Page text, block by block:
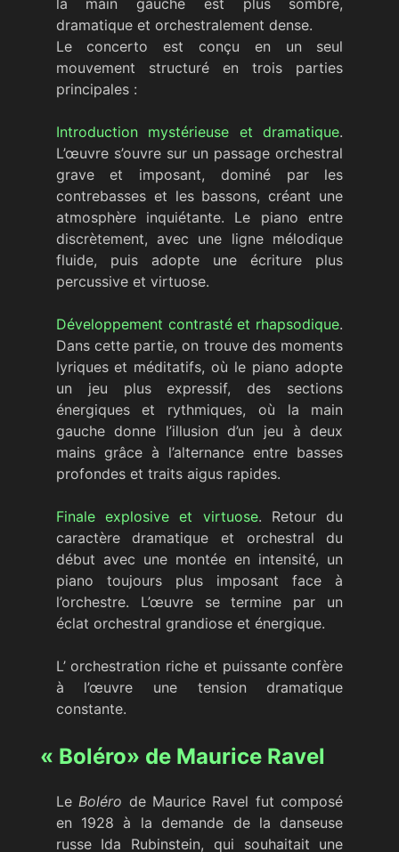
la main gauche est plus sombre,
dramatique et orchestralement dense.
Le concerto est conçu en un seul
mouvement structuré en trois parties
principales :
Introduction mystérieuse et dramatique.
L’œuvre s’ouvre sur un passage orchestral
grave et imposant, dominé par les
contrebasses et les bassons, créant une
atmosphère inquiétante. Le piano entre
discrètement, avec une ligne mélodique
fluide, puis adopte une écriture plus
percussive et virtuose.
Développement contrasté et rhapsodique.
Dans cette partie, on trouve des moments
lyriques et méditatifs, où le piano adopte
un jeu plus expressif, des sections
énergiques et rythmiques, où la main
gauche donne l’illusion d’un jeu à deux
mains grâce à l’alternance entre basses
profondes et traits aigus rapides.
Finale explosive et virtuose. Retour du
caractère dramatique et orchestral du
début avec une montée en intensité, un
piano toujours plus imposant face à
l’orchestre. L’œuvre se termine par un
éclat orchestral grandiose et énergique.
L’ orchestration riche et puissante confère
à l’œuvre une tension dramatique
constante.
« Boléro» de Maurice Ravel
LeBoléro de Maurice Ravel fut composé
en 1928 à la demande de la danseuse
russe Ida Rubinstein, qui souhaitait une